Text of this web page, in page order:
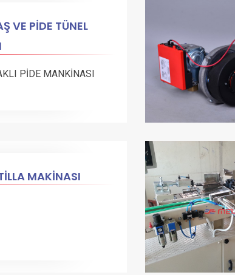
VE PİDE TÜNEL
PİDE MANKİNASI
MAKİNASI